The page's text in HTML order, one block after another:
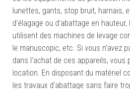
lunettes, gants, stop bruit, harnais,
d’élagage ou d’abattage en
utilisent des machines de levage
le manuscopic, etc. Si vous n’avez
dans l’achat de ces appareils, vous
location. En disposant du matériel
les travaux d’abattage sans faire